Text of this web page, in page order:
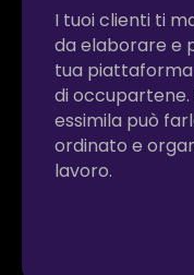
I tuoi clienti ti
da elaborare e
tua
di occupartene.
essimila può
ordinato e
lavoro.